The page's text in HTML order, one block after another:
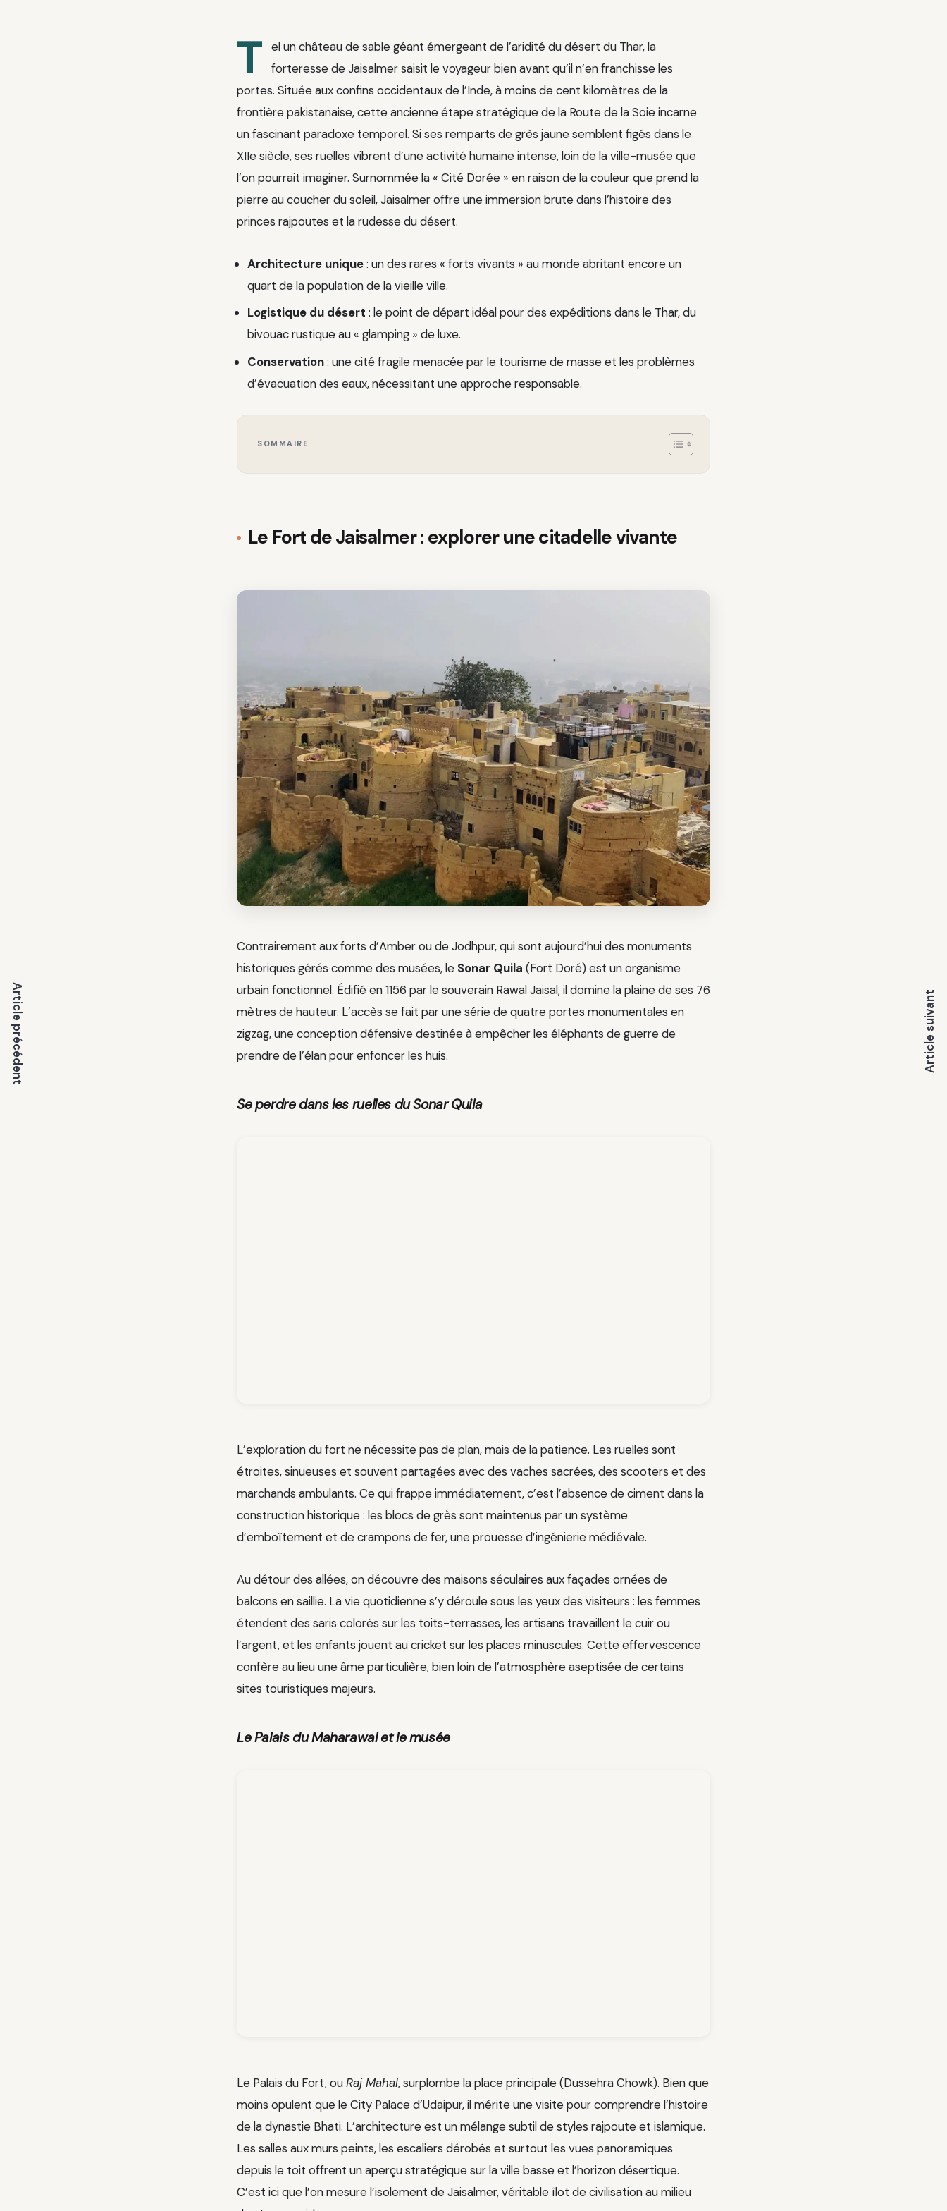
T el un château de sable géant émergeant de l’aridité du désert du Thar, la
forteresse de Jaisalmer saisit le voyageur bien avant qu’il n’en franchisse les
portes. Située aux confins occidentaux de l’Inde, à moins de cent kilomètres de la
frontière pakistanaise, cette ancienne étape stratégique de la Route de la Soie incarne
un fascinant paradoxe temporel. Si ses remparts de grès jaune semblent figés dans le
XIIe siècle, ses ruelles vibrent d’une activité humaine intense, loin de la ville-musée que
l’on pourrait imaginer. Surnommée la « Cité Dorée » en raison de la couleur que prend la
pierre au coucher du soleil, Jaisalmer offre une immersion brute dans l’histoire des
princes rajpoutes et la rudesse du désert.
Architecture unique: un des rares « forts vivants » au monde abritant encore un
quart de la population de la vieille ville.
Logistique du désert : le point de départ idéal pour des expéditions dans le Thar, du
bivouac rustique au « glamping » de luxe.
Conservation: une cité fragile menacée par le tourisme de masse et les problèmes
d’évacuation des eaux, nécessitant une approche responsable.
SOMMAIRE
Le Fort de Jaisalmer : explorer une citadelle vivante
Contrairement aux forts d’Amber ou de Jodhpur, qui sont aujourd’hui des monuments
historiques gérés comme des musées, le Sonar Quila (Fort Doré) est un organisme
urbain fonctionnel. Édifié en 1156 par le souverain Rawal Jaisal, il domine la plaine de ses 76
mètres de hauteur. L’accès se fait par une série de quatre portes monumentales en
zigzag, une conception défensive destinée à empêcher les éléphants de guerre de
prendre de l’élan pour enfoncer les huis.
Se perdre dans les ruelles du Sonar Quila
L’exploration du fort ne nécessite pas de plan, mais de la patience. Les ruelles sont
étroites, sinueuses et souvent partagées avec des vaches sacrées, des scooters et des
marchands ambulants. Ce qui frappe immédiatement, c’est l’absence de ciment dans la
construction historique : les blocs de grès sont maintenus par un système
d’emboîtement et de crampons de fer, une prouesse d’ingénierie médiévale.
Au détour des allées, on découvre des maisons séculaires aux façades ornées de
balcons en saillie. La vie quotidienne s’y déroule sous les yeux des visiteurs : les femmes
étendent des saris colorés sur les toits-terrasses, les artisans travaillent le cuir ou
l’argent, et les enfants jouent au cricket sur les places minuscules. Cette effervescence
confère au lieu une âme particulière, bien loin de l’atmosphère aseptisée de certains
sites touristiques majeurs.
Le Palais du Maharawal et le musée
Le Palais du Fort, ouRaj Mahal, surplombe la place principale (Dussehra Chowk). Bien que
moins opulent que le City Palace d’Udaipur, il mérite une visite pour comprendre l’histoire
de la dynastie Bhati. L’architecture est un mélange subtil de styles rajpoute et islamique.
Les salles aux murs peints, les escaliers dérobés et surtout les vues panoramiques
depuis le toit offrent un aperçu stratégique sur la ville basse et l’horizon désertique.
C’est ici que l’on mesure l’isolement de Jaisalmer, véritable îlot de civilisation au milieu
Article précédent Article suivant